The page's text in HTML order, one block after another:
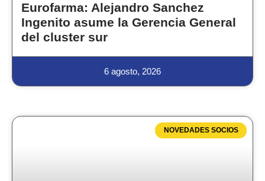
Eurofarma: Alejandro Sanchez
Ingenito asume la Gerencia General
del cluster sur
6 agosto, 2026
NOVEDADES SOCIOS